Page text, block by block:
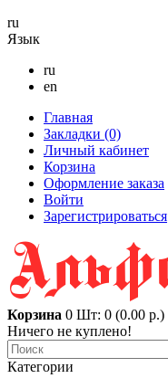
ru
Язык
ru
en
Главная
Закладки (0)
Личный кабинет
Корзина
Оформление заказа
Войти
Зарегистрироваться
Корзина 0 Шт: 0 (0.00 р.)
Ничего не куплено!
Категории